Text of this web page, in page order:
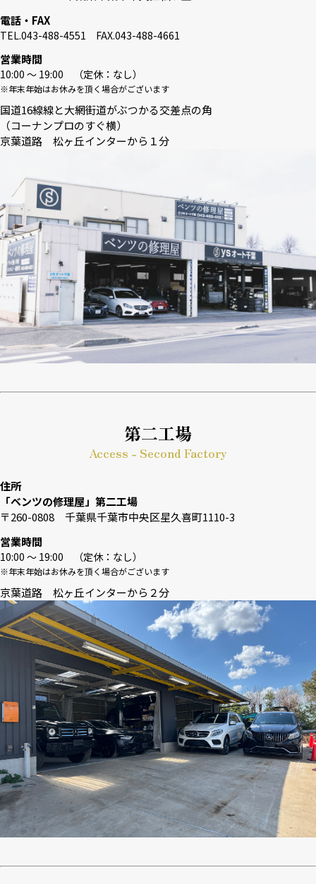
電話・FAX
TEL.043-488-4551 FAX.043-488-4661
営業時間
10:00 〜 19:00 （定休：なし）
※年末年始はお休みを頂く場合がございます
国道16線線と大網街道がぶつかる交差点の角
（コーナンプロのすぐ横）
京葉道路 松ヶ丘インターから１分
第二工場
Access - Second Factory
住所
「ベンツの修理屋」第二工場
〒260-0808 千葉県千葉市中央区星久喜町1110-3
営業時間
10:00 〜 19:00 （定休：なし）
※年末年始はお休みを頂く場合がございます
京葉道路 松ヶ丘インターから２分